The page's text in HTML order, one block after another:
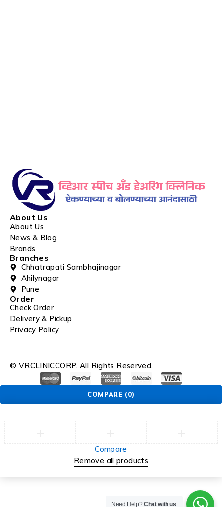
About Us
About Us
News & Blog
Brands
Branches
Chhatrapati Sambhajinagar
Ahilynagar
Pune
Order
Check Order
Delivery & Pickup
Privacy Policy
© VRCLINICCORP. All Rights Reserved.
Need Help?Chat with us
COMPARE (0)
Compare
Remove all products